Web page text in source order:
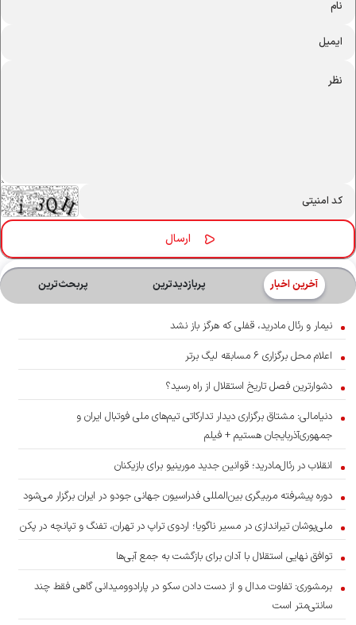
آخرین اخبار پربازدیدترین پربحث‌ترین‌
نیمار و رئال مادرید، قفلی که هرگز باز نشد
اعلام محل برگزاری ۶ مسابقه لیگ برتر
دشوارترین فصل تاریخ استقلال از راه رسید؟
دنیامالی: مشتاق برگزاری دیدار تدارکاتی تیم‌های ملی فوتبال ایران و
جمهوری‌آذربایجان هستیم + فیلم
انقلاب در رئال‌مادرید؛ قوانین جدید مورینیو برای بازیکنان
دوره پیشرفته مربیگری بین‌المللی فدراسیون جهانی جودو در ایران برگزار می‌شود
ملی‌پوشان تیراندازی در مسیر ناگویا؛ اردوی تراپ در تهران، تفنگ و تپانچه در پکن
توافق نهایی استقلال با آدان برای بازگشت به جمع آبی‌ها
برمشوری: تفاوت مدال و از دست دادن سکو در پارادوومیدانی گاهی فقط چند
سانتی‌متر است